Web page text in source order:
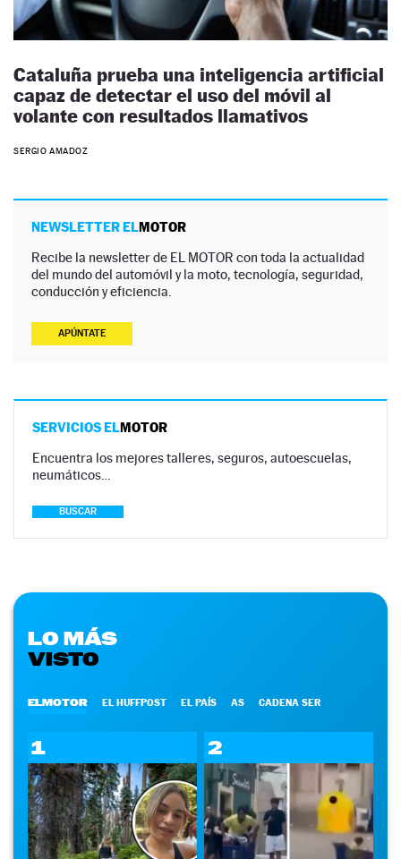
Cataluña prueba una inteligencia artificial
capaz de detectar el uso del móvil al
volante con resultados llamativos
SERGIO AMADOZ
NEWSLETTER ELMOTOR
Recibe la newsletter de EL MOTOR con toda la actualidad
del mundo del automóvil y la moto, tecnología, seguridad,
conducción y eficiencia.
APÚNTATE
SERVICIOS ELMOTOR
Encuentra los mejores talleres, seguros, autoescuelas,
neumáticos…
BUSCAR
LO MÁS
VISTO
ELMOTOR EL HUFFPOST EL PAÍS AS CADENA SER
1 2